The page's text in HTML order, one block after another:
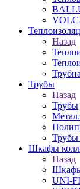
Назад
Трубы
Назад
Трубы
Трубы
Шкафы
Назад
Шкафы
UNI-